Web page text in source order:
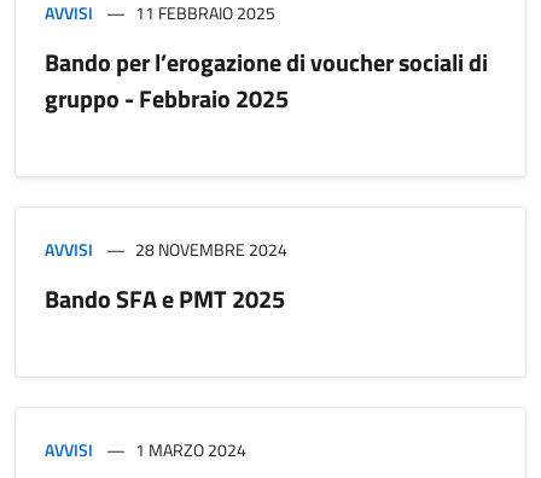
AVVISI 11 FEBBRAIO 2025
Bando per l’erogazione di voucher sociali di
gruppo - Febbraio 2025
AVVISI 28 NOVEMBRE 2024
Bando SFA e PMT 2025
AVVISI 1 MARZO 2024